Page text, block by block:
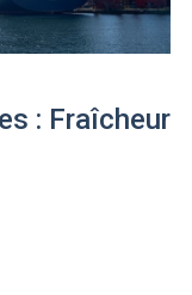
: Fraîcheur